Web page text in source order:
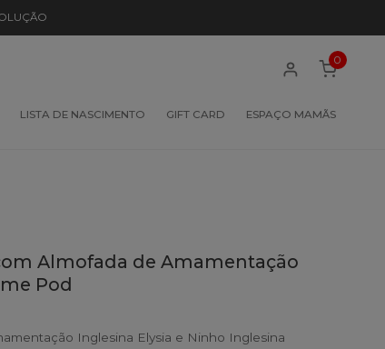
LISTA DE NASCIMENTO GIFT CARD ESPAÇO MAMÃS
0
Almofada de Amamentação
Pod
Inglesina Elysia e Ninho Inglesina